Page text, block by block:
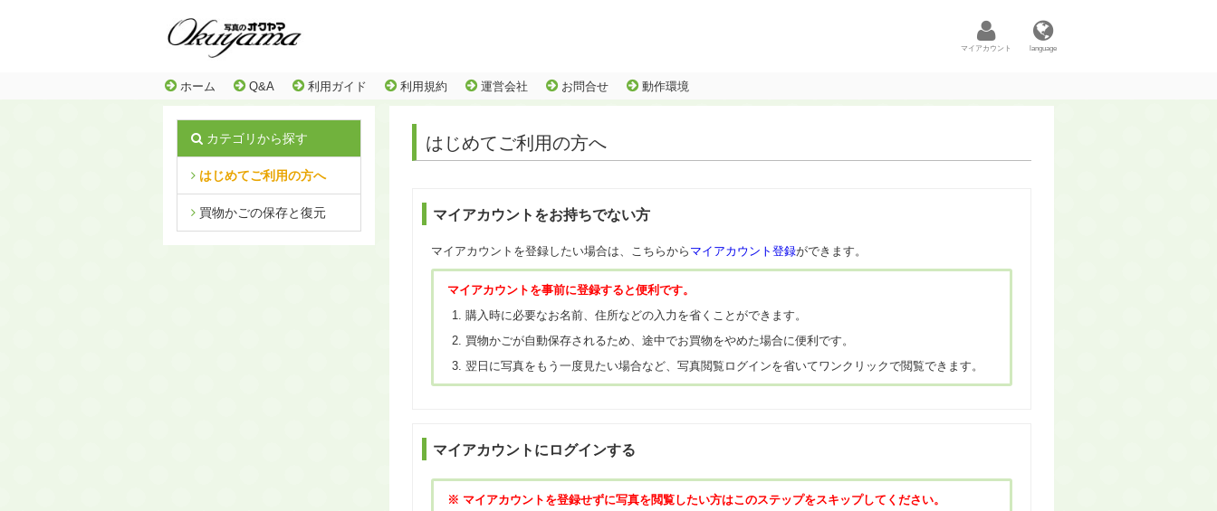
マイアカウント language
ホーム Q&A 利用ガイド 利用規約 運営会社 お問合せ 動作環境
カテゴリから探す
はじめてご利用の方へ
買物かごの保存と復元
はじめてご利用の方へ
マイアカウントをお持ちでない方
マイアカウントを登録したい場合は、こちらから マイアカウント登録ができます。
マイアカウントを事前に登録すると便利です。
購入時に必要なお名前、住所などの入力を省くことができます。
買物かごが自動保存されるため、途中でお買物をやめた場合に便利です。
翌日に写真をもう一度見たい場合など、写真閲覧ログインを省いてワンクリックで閲覧できます。
マイアカウントにログインする
※ マイアカウントを登録せずに写真を閲覧したい方はこのステップをスキップしてください。